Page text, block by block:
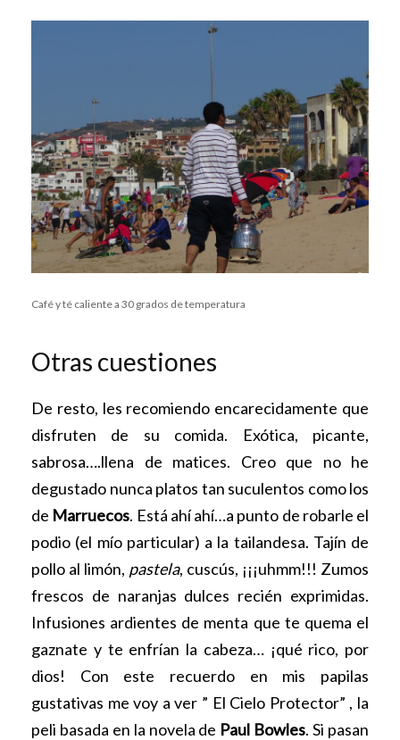
Café y té caliente a 30 grados de temperatura
Otras cuestiones
De resto, les recomiendo encarecidamente que
disfruten de su comida. Exótica, picante,
sabrosa….llena de matices. Creo que no he
degustado nunca platos tan suculentos como los
de Marruecos. Está ahí ahí…a punto de robarle el
podio (el mío particular) a la tailandesa. Tajín de
pollo al limón, pastela, cuscús, ¡¡¡uhmm!!! Zumos
frescos de naranjas dulces recién exprimidas.
Infusiones ardientes de menta que te quema el
gaznate y te enfrían la cabeza… ¡qué rico, por
dios! Con este recuerdo en mis papilas
gustativas me voy a ver ” El Cielo Protector” , la
peli basada en la novela de Paul Bowles. Si pasan